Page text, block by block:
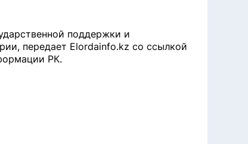
поддержки и
передает Elordainfo.kz со ссылкой
РК.